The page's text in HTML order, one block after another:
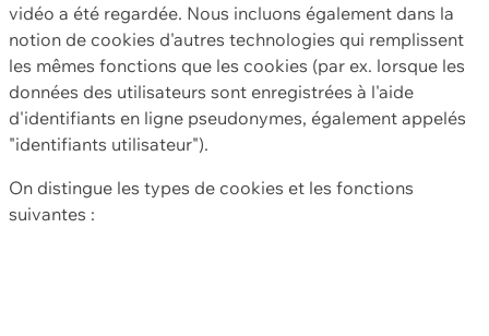
vidéo a été regardée. Nous incluons également dans la
notion de cookies d'autres technologies qui remplissent
les mêmes fonctions que les cookies (par ex. lorsque les
données des utilisateurs sont enregistrées à l'aide
d'identifiants en ligne pseudonymes, également appelés
"identifiants utilisateur").
On distingue les types de cookies et les fonctions
suivantes :